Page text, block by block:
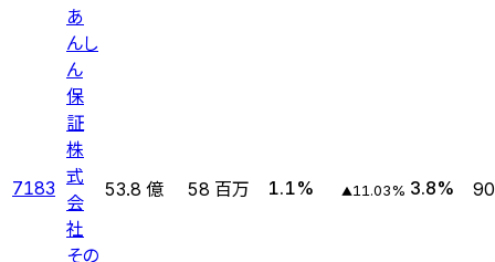
7183
あ
んし
ん
保
証
株
式
会
社
その
53.8 億 58 百万 1.1% ▲11.03% 3.8%